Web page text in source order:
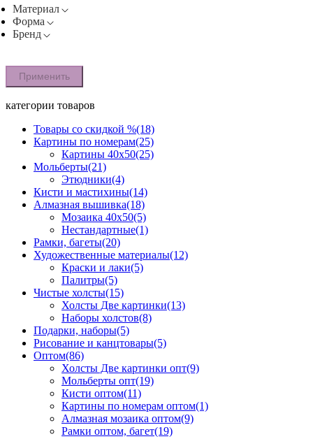
Материал
Форма
Бренд
Применить
категории товаров
Товары со скидкой %(18)
Картины по номерам(25)
Картины 40x50(25)
Мольберты(21)
Этюдники(4)
Кисти и мастихины(14)
Алмазная вышивка(18)
Мозаика 40x50(5)
Нестандартные(1)
Рамки, багеты(20)
Художественные материалы(12)
Краски и лаки(5)
Палитры(5)
Чистые холсты(15)
Холсты Две картинки(13)
Наборы холстов(8)
Подарки, наборы(5)
Рисование и канцтовары(5)
Оптом(86)
Холсты Две картинки опт(9)
Мольберты опт(19)
Кисти оптом(11)
Картины по номерам оптом(1)
Алмазная мозаика оптом(9)
Рамки оптом, багет(19)